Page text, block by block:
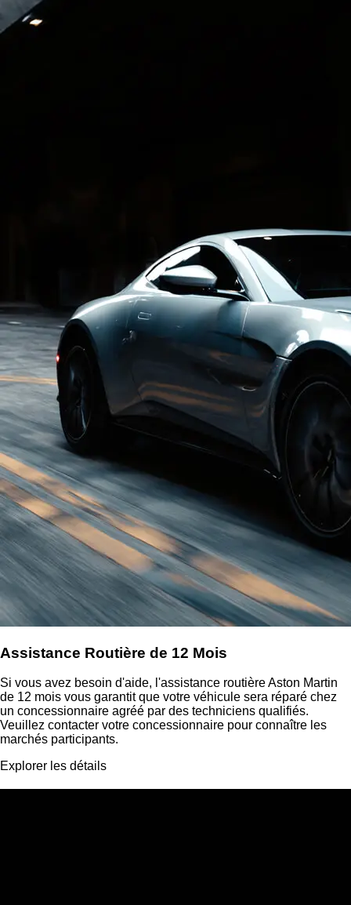
Assistance Routière de 12 Mois
Si vous avez besoin d'aide, l'assistance routière Aston Martin
de 12 mois vous garantit que votre véhicule sera réparé chez
un concessionnaire agréé par des techniciens qualifiés.
Veuillez contacter votre concessionnaire pour connaître les
marchés participants.
Explorer les détails